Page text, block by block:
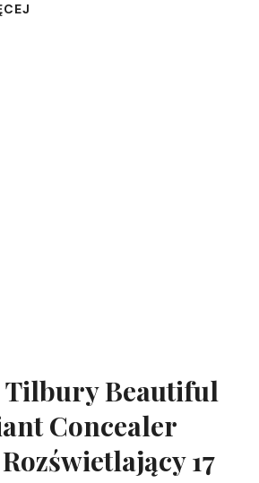
Tilbury Beautiful
Concealer
17